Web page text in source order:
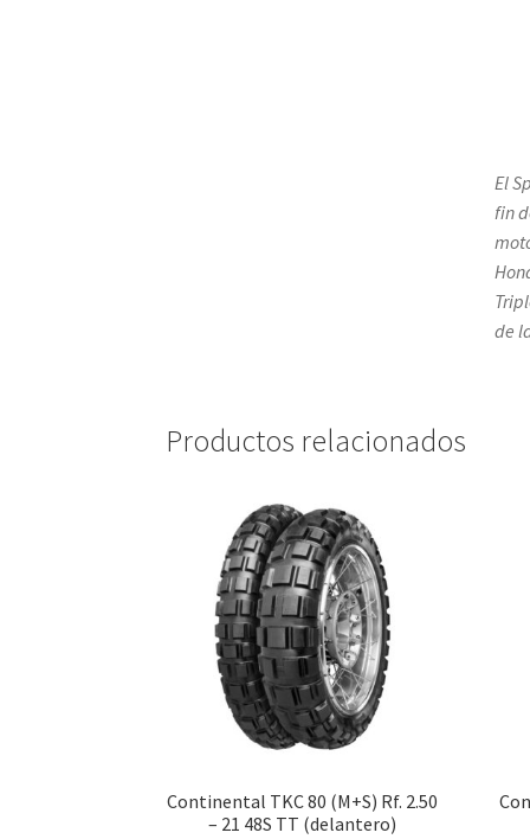
El
fin
de
Productos relacionados
Continental TKC 80 (M+S) Rf. 2.50
– 21 48S TT (delantero)